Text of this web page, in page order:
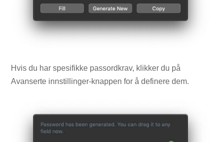
Hvis du har spesifikke passordkrav, klikker du på
Avanserte innstillinger-knappen for å definere dem.